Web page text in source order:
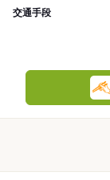
交通手段